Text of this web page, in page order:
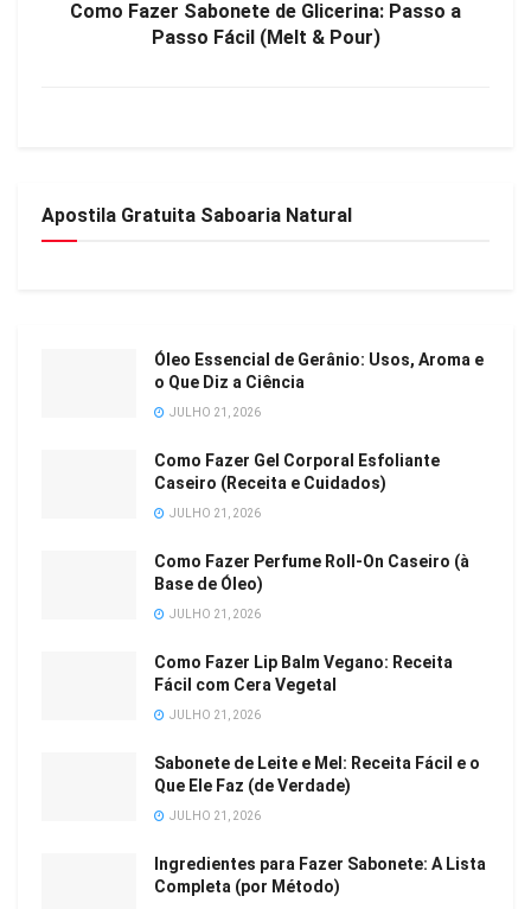
Como Fazer Sabonete de Glicerina: Passo a
Passo Fácil (Melt & Pour)
Apostila Gratuita Saboaria Natural
Óleo Essencial de Gerânio: Usos, Aroma e
o Que Diz a Ciência
JULHO 21, 2026
Como Fazer Gel Corporal Esfoliante
Caseiro (Receita e Cuidados)
JULHO 21, 2026
Como Fazer Perfume Roll-On Caseiro (à
Base de Óleo)
JULHO 21, 2026
Como Fazer Lip Balm Vegano: Receita
Fácil com Cera Vegetal
JULHO 21, 2026
Sabonete de Leite e Mel: Receita Fácil e o
Que Ele Faz (de Verdade)
JULHO 21, 2026
Ingredientes para Fazer Sabonete: A Lista
Completa (por Método)